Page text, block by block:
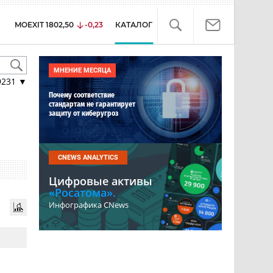
MOEXIT 1802,50 -0,23 КАТАЛОГ
▼
МНЕНИЕ МЕСЯЦА
Почему соответствие
стандартам не гарантирует
защиту от киберугроз
CNEWS ANALYTICS
Цифровые активы
«Росатома».
Инфографика CNews